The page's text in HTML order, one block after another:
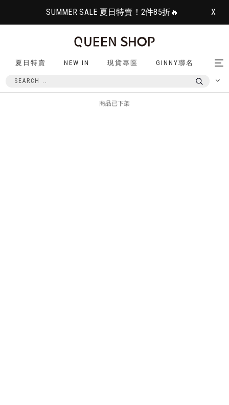
SUMMER SALE 夏日特賣！2件85折🔥 X
夏日特賣 NEW IN 現貨專區 GINNY聯名
商品已下架